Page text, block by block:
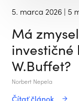
5. marca 2026 | 5
Má
investičné
W.Buffet?
Norbert Nepela
Čítať článok